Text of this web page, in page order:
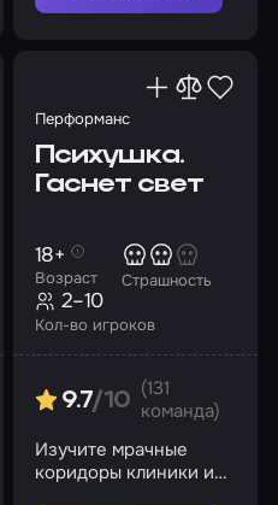
Перформанс
Психушка.
Гаснет свет
Возраст
18+
Страшность
Кол-во игроков
2–10
9.7/10
(131
команда)
Изучите мрачные
коридоры клиники и